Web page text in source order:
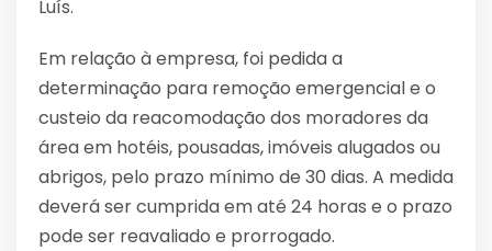
Luís.
Em relação à empresa, foi pedida a
determinação para remoção emergencial e o
custeio da reacomodação dos moradores da
área em hotéis, pousadas, imóveis alugados ou
abrigos, pelo prazo mínimo de 30 dias. A medida
deverá ser cumprida em até 24 horas e o prazo
pode ser reavaliado e prorrogado.